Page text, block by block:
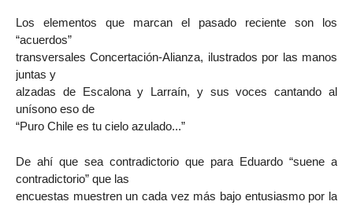
Los elementos que marcan el pasado reciente son los
“acuerdos”
transversales Concertación-Alianza, ilustrados por las manos
juntas y
alzadas de Escalona y Larraín, y sus voces cantando al
unísono eso de
“Puro Chile es tu cielo azulado...”
De ahí que sea contradictorio que para Eduardo “suene a
contradictorio” que las
encuestas muestren un cada vez más bajo entusiasmo por la